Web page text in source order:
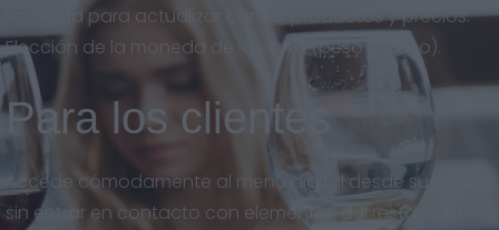
Facilidad para actualizar cartas, productos y precios.
Elección de la moneda de la carta (peso chileno).
Para los clientes
Accede cómodamente al menú digital desde su celular
sin entrar en contacto con elementos del restaurante.